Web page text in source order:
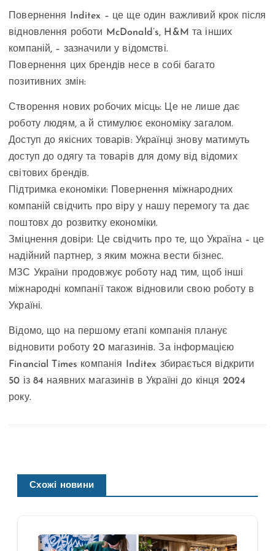
Повернення Inditex – це ще один важливий крок після
відновлення роботи McDonald’s, H&M та інших
компаній, – зазначили у відомстві.
Повернення цих брендів несе в собі багато
позитивних змін:
Створення нових робочих місць: Це не лише дає
роботу людям, а й стимулює економіку загалом.
Доступ до якісних товарів: Українці знову матимуть
доступ до одягу та товарів для дому від відомих
світових брендів.
Підтримка економіки: Повернення міжнародних
компаній свідчить про віру у нашу перемогу та дає
поштовх до розвитку економіки.
Зміцнення довіри: Це свідчить про те, що Україна – це
надійний партнер, з яким можна вести бізнес.
МЗС України продовжує роботу над тим, щоб інші
міжнародні компанії також відновили свою роботу в
Україні.
Відомо, що на першому етапі компанія планує
відновити роботу 20 магазинів. За інформацією
Financial Times компанія Inditex збирається відкрити
50 із 84 наявних магазинів в Україні до кінця 2024
року.
Схожі новини